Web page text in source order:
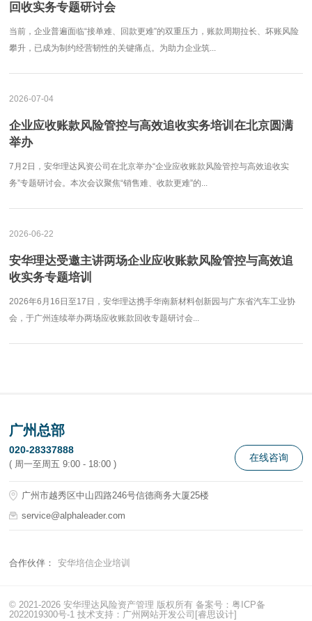
回收实务专题研讨会
当前，企业普遍面临“接单难、回款更难”的双重压力，账款周期拉长、坏账风险
攀升，已成为制约经营韧性的关键痛点。为助力企业筑...
2026-07-04
企业应收账款风险管控与高效追收实务培训在北京圆满
举办
7月2日，安华理达风资公司在北京举办“企业应收账款风险管控与高效追收实
务”专题研讨会。本次会议聚焦“销售难、收款更难”的...
2026-06-22
安华理达受邀主讲两场企业应收账款风险管控与高效追
收实务专题培训
2026年6月16日至17日，安华理达携手华南新材料创新园与广东省汽车工业协
会，于广州连续举办两场应收账款回收专题研讨会...
广州总部
020-28337888
( 周一至周五 9:00 - 18:00 )
在线咨询
广州市越秀区中山四路246号信德商务大厦25楼
service@alphaleader.com
合作伙伴： 安华培信企业培训
© 2021-2026 安华理达风险资产管理 版权所有 备案号：粤ICP备
2022019300号-1 技术支持： 广州网站开发公司 [睿思设计]